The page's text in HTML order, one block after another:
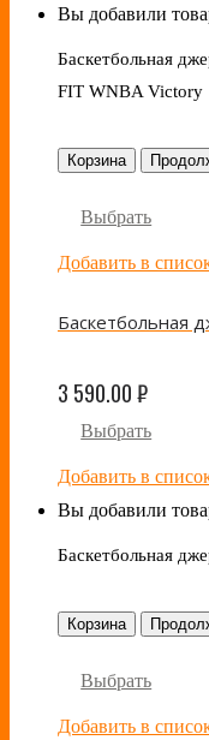
Вы добавили
Баскетбольная
FIT WNBA Victory
Корзина
Выбрать
Добавить в
3 590.00₽
Выбрать
Добавить в
Вы добавили
Баскетбольная
Корзина
Выбрать
Добавить в